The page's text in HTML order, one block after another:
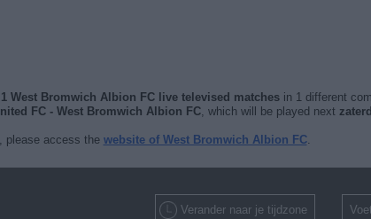
West Bromwich Albion FC live televised matchesin 1 different
FC - West Bromwich Albion FC, which will be played next
please access the website of West Bromwich Albion FC.
Verander naar je tijdzone